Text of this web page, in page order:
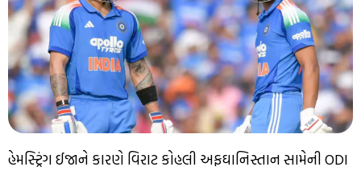
હેમસ્ટ્રિંગ ઈજાને કારણે વિરાટ કોહલી અફઘાનિસ્તાન સામેની ODI